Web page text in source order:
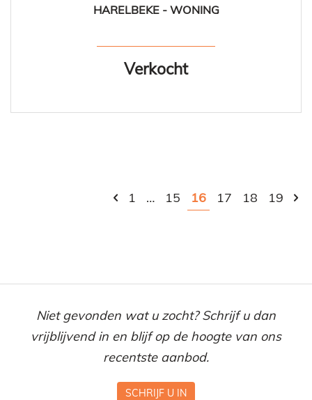
140 m² 3 1
HARELBEKE - WONING
Verkocht
1 … 15 16 17 18 19
Niet gevonden wat u zocht? Schrijf u dan
vrijblijvend in en blijf op de hoogte van ons
recentste aanbod.
SCHRIJF U IN